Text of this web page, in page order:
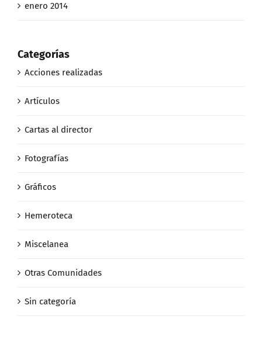
enero 2014
Categorías
Acciones realizadas
Artículos
Cartas al director
Fotografías
Gráficos
Hemeroteca
Miscelanea
Otras Comunidades
Sin categoría